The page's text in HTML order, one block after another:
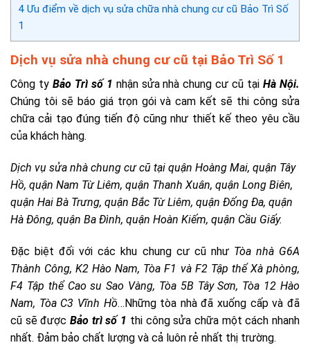
4 Ưu điểm về dịch vụ sửa chữa nhà chung cư cũ Bảo Trì Số
1
Dịch vụ sửa nhà chung cư cũ tại Bảo Trì Số 1
Công ty Bảo Trì số 1 nhận sửa nhà chung cư cũ tại Hà Nội.
Chúng tôi sẽ báo giá trọn gói và cam kết sẽ thi công sửa
chữa cải tạo đúng tiến độ cũng như thiết kế theo yêu cầu
của khách hàng.
Dịch vụ sửa nhà chung cư cũ tại quận Hoàng Mai, quận Tây
Hồ, quận Nam Từ Liêm, quận Thanh Xuân, quận Long Biên,
quận Hai Bà Trưng, quận Bắc Từ Liêm, quận Đống Đa, quận
Hà Đông, quận Ba Đình, quận Hoàn Kiếm, quận Cầu Giấy.
Đặc biệt đối với các khu chung cư cũ như Tòa nhà G6A
Thành Công, K2 Hào Nam, Tòa F1 và F2 Tập thể Xà phòng,
F4 Tập thể Cao su Sao Vàng, Tòa 5B Tây Sơn, Tòa 12 Hào
Nam, Tòa C3 Vĩnh Hồ…Những tòa nhà đã xuống cấp và đã
cũ sẽ đượcBảo trì số 1 thi công sửa chữa một cách nhanh
nhất. Đảm bảo chất lượng và cả luôn rẻ nhất thị trường.